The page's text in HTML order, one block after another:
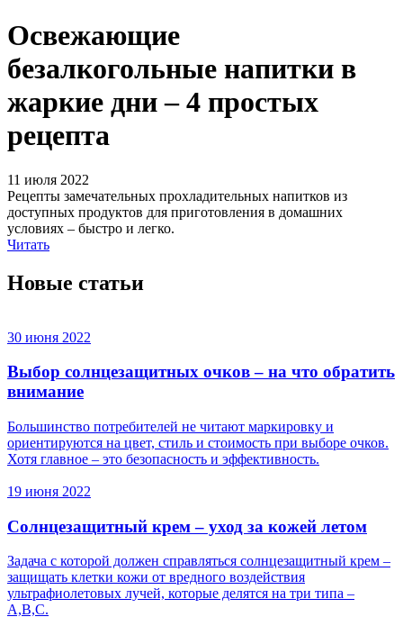
Освежающие
безалкогольные напитки в
жаркие дни – 4 простых
рецепта
11 июля 2022
Рецепты замечательных прохладительных напитков из
доступных продуктов для приготовления в домашних
условиях – быстро и легко.
Читать
Новые статьи
30 июня 2022
Выбор солнцезащитных очков – на что обратить
внимание
Большинство потребителей не читают маркировку и
ориентируются на цвет, стиль и стоимость при выборе очков.
Хотя главное – это безопасность и эффективность.
19 июня 2022
Cолнцезащитный крем – уход за кожей летом
Задача с которой должен справляться солнцезащитный крем –
защищать клетки кожи от вредного воздействия
ультрафиолетовых лучей, которые делятся на три типа –
А,В,С.